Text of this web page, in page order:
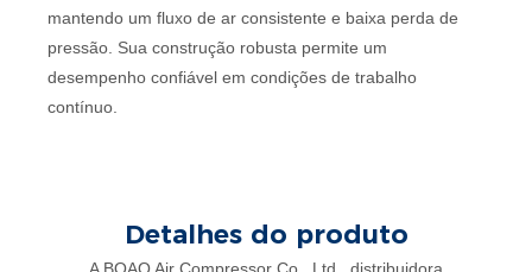
mantendo um fluxo de ar consistente e baixa perda de
pressão. Sua construção robusta permite um
desempenho confiável em condições de trabalho
contínuo.
Detalhes do produto